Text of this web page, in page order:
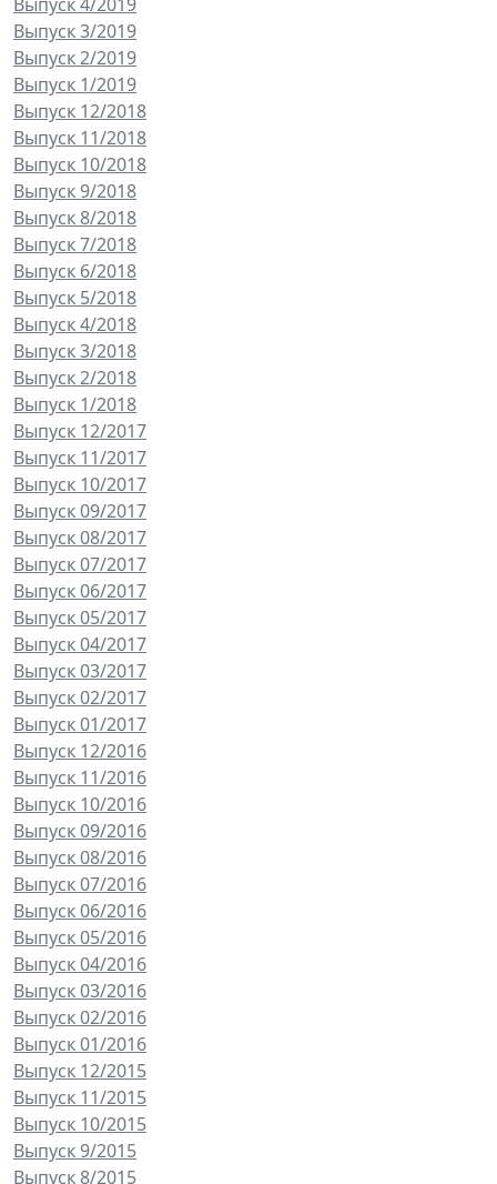
Выпуск 3/2019
Выпуск 2/2019
Выпуск 1/2019
Выпуск 12/2018
Выпуск 11/2018
Выпуск 10/2018
Выпуск 9/2018
Выпуск 8/2018
Выпуск 7/2018
Выпуск 6/2018
Выпуск 5/2018
Выпуск 4/2018
Выпуск 3/2018
Выпуск 2/2018
Выпуск 1/2018
Выпуск 12/2017
Выпуск 11/2017
Выпуск 10/2017
Выпуск 09/2017
Выпуск 08/2017
Выпуск 07/2017
Выпуск 06/2017
Выпуск 05/2017
Выпуск 04/2017
Выпуск 03/2017
Выпуск 02/2017
Выпуск 01/2017
Выпуск 12/2016
Выпуск 11/2016
Выпуск 10/2016
Выпуск 09/2016
Выпуск 08/2016
Выпуск 07/2016
Выпуск 06/2016
Выпуск 05/2016
Выпуск 04/2016
Выпуск 03/2016
Выпуск 02/2016
Выпуск 01/2016
Выпуск 12/2015
Выпуск 11/2015
Выпуск 10/2015
Выпуск 9/2015
Выпуск 8/2015